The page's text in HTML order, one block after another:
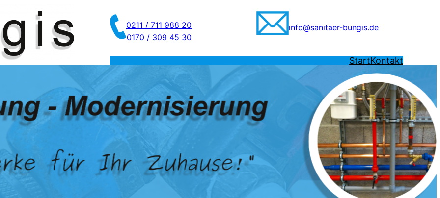
0211 / 711 988 20
0170 / 309 45 30
info@sanitaer-bungis.de
StartKontakt